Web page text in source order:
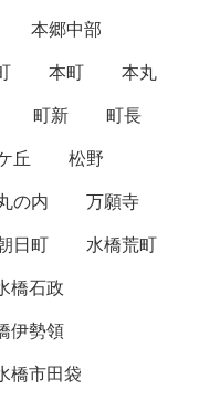
本郷中部
本町
本丸
町新
町長
丘
松野
の内
万願寺
日町
水橋荒町
橋石政
伊勢領
橋市田袋